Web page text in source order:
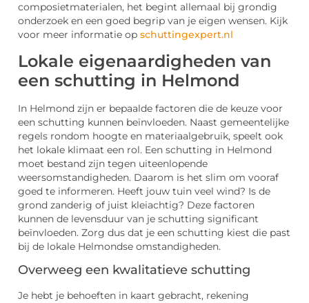
composietmaterialen, het begint allemaal bij grondig
onderzoek en een goed begrip van je eigen wensen. Kijk
voor meer informatie op schuttingexpert.nl
Lokale eigenaardigheden van
een schutting in Helmond
In Helmond zijn er bepaalde factoren die de keuze voor
een schutting kunnen beïnvloeden. Naast gemeentelijke
regels rondom hoogte en materiaalgebruik, speelt ook
het lokale klimaat een rol. Een schutting in Helmond
moet bestand zijn tegen uiteenlopende
weersomstandigheden. Daarom is het slim om vooraf
goed te informeren. Heeft jouw tuin veel wind? Is de
grond zanderig of juist kleiachtig? Deze factoren
kunnen de levensduur van je schutting significant
beïnvloeden. Zorg dus dat je een schutting kiest die past
bij de lokale Helmondse omstandigheden.
Overweeg een kwalitatieve schutting
Je hebt je behoeften in kaart gebracht, rekening